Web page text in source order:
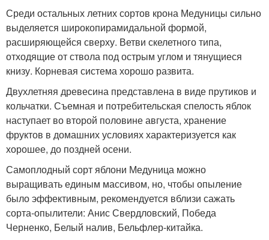
Среди остальных летних сортов крона Медуницы сильно
выделяется широкопирамидальной формой,
расширяющейся сверху. Ветви скелетного типа,
отходящие от ствола под острым углом и тянущиеся
книзу. Корневая система хорошо развита.
Двухлетняя древесина представлена в виде прутиков и
кольчатки. Съемная и потребительская спелость яблок
наступает во второй половине августа, хранение
фруктов в домашних условиях характеризуется как
хорошее, до поздней осени.
Самоплодный сорт яблони Медуница можно
выращивать единым массивом, но, чтобы опыление
было эффективным, рекомендуется вблизи сажать
сорта-опылители: Анис Свердловский, Победа
Черненко, Белый налив, Бельфлер-китайка.